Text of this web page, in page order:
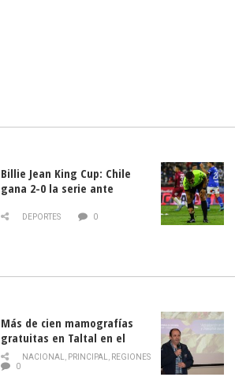
Billie Jean King Cup: Chile
gana 2-0 la serie ante
DEPORTES 0
Más de cien mamografías
gratuitas en Taltal en el
mes de la prevención del
cáncer de mama
NACIONAL, PRINCIPAL, REGIONES
0